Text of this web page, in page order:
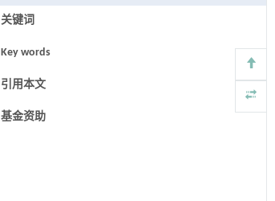
关键词
Key words
引用本文
基金资助